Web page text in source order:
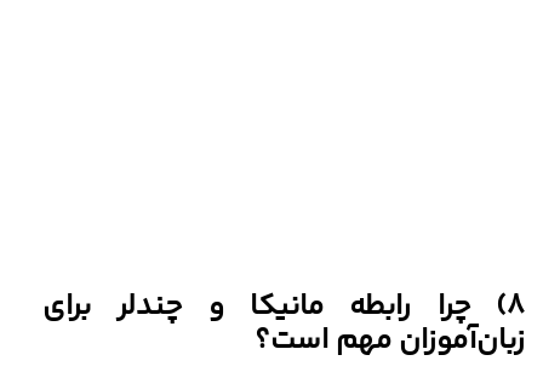
8) چرا رابطه مانیکا و چندلر برای
زبان‌آموزان مهم است؟